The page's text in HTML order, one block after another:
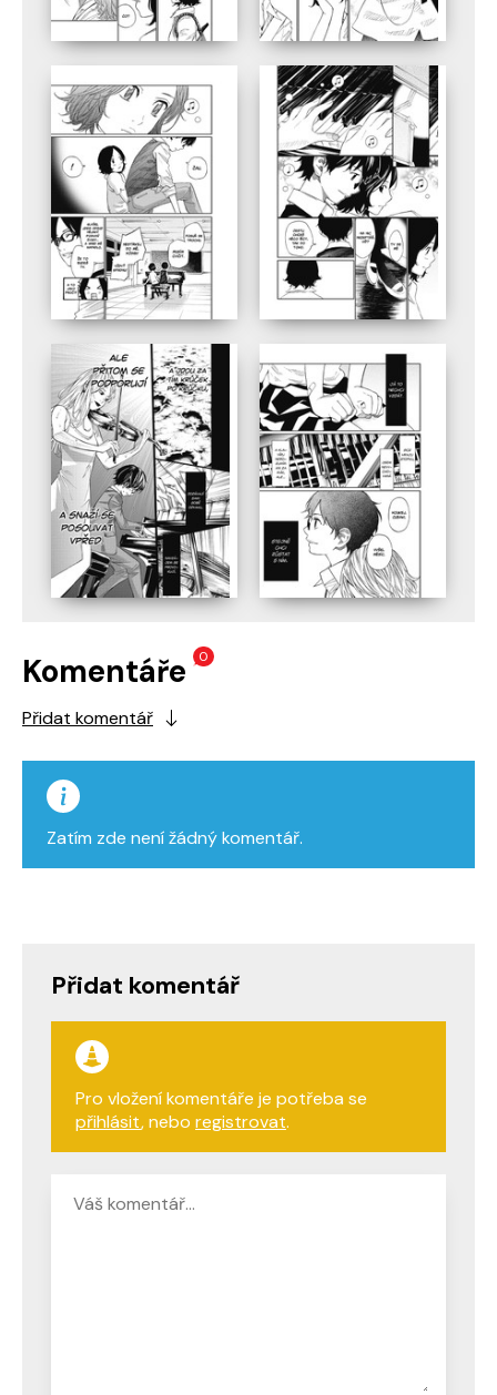
Komentáře 0
Přidat komentář
Zatím zde není žádný komentář.
Přidat komentář
Pro vložení komentáře je potřeba se
přihlásit, nebo registrovat.